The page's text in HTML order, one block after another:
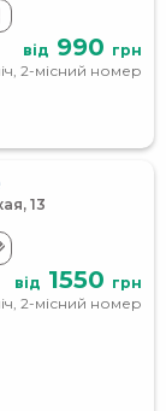
від 990 грн
2-місний номер
13
від 1550 грн
2-місний номер